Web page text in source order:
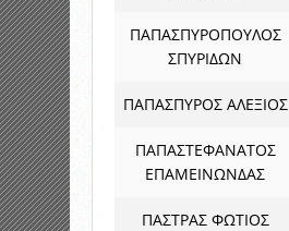
ΠΑΠΑΣΠΥΡΟΠΟΥΛΟΣ
ΣΠΥΡΙΔΩΝ
ΠΑΠΑΣΠΥΡΟΣ ΑΛΕΞΙΟΣ
ΠΑΠΑΣΤΕΦΑΝΑΤΟΣ
ΕΠΑΜΕΙΝΩΝΔΑΣ
ΠΑΣΤΡΑΣ ΦΩΤΙΟΣ